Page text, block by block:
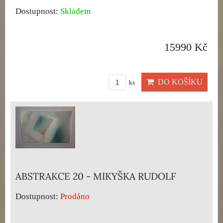
Dostupnost: Skladem
15990 Kč
ks DO KOŠÍKU
ABSTRAKCE 20 - MIKYŠKA RUDOLF
Dostupnost: Prodáno